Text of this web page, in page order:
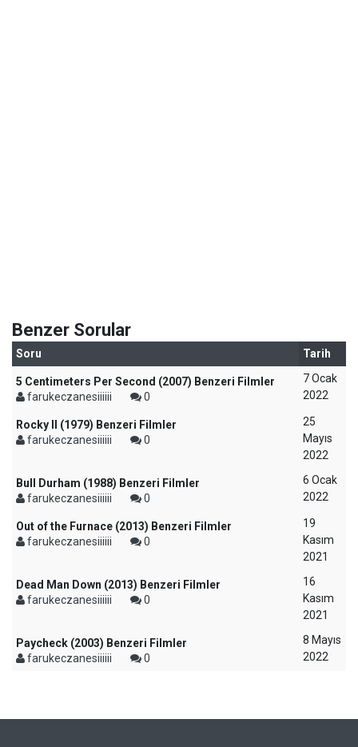
Benzer Sorular
Soru Tarih
5 Centimeters Per Second (2007) Benzeri Filmler
farukeczanesiiiiii
0
7 Ocak
2022
Rocky II (1979) Benzeri Filmler
farukeczanesiiiiii
0
25
Mayıs
2022
Bull Durham (1988) Benzeri Filmler
farukeczanesiiiiii
0
6 Ocak
2022
Out of the Furnace (2013) Benzeri Filmler
farukeczanesiiiiii
0
19
Kasım
2021
Dead Man Down (2013) Benzeri Filmler
farukeczanesiiiiii
0
16
Kasım
2021
Paycheck (2003) Benzeri Filmler
farukeczanesiiiiii
0
8 Mayıs
2022